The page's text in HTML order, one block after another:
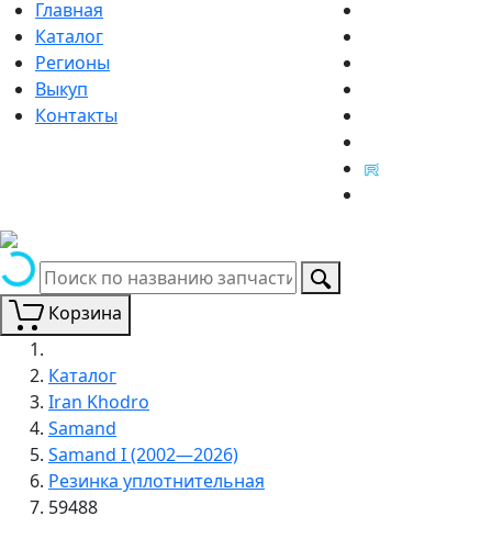
Главная
Каталог
Регионы
Выкуп
Контакты
Корзина
Каталог
Iran Khodro
Samand
Samand I (2002—2026)
Резинка уплотнительная
59488